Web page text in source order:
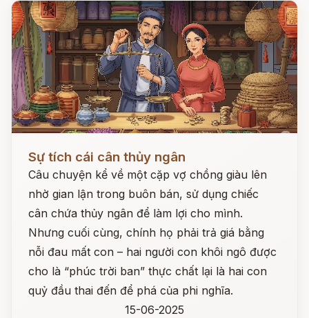
Sự tích cái cân thủy ngân
Câu chuyện kể về một cặp vợ chồng giàu lên
nhờ gian lận trong buôn bán, sử dụng chiếc
cân chứa thủy ngân để làm lợi cho mình.
Nhưng cuối cùng, chính họ phải trả giá bằng
nỗi đau mất con – hai người con khôi ngô được
cho là “phúc trời ban” thực chất lại là hai con
quỷ đầu thai đến để phá của phi nghĩa.
15-06-2025